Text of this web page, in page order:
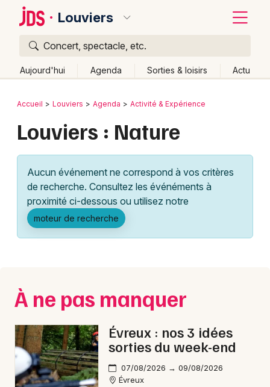
Louviers
Concert, spectacle, etc.
Aujourd'hui Agenda Sorties & loisirs Actu
Publier un événement
Grands événements
Activité & Expérience
Manifestations
Spectacles
Concerts
Sports
Soirées
Bordeaux
Lille
Lyon
Marseille
Nantes
Nice
Paris
Strasbourg
Retour
Accueil Louviers Agenda Activité & Expérience
Louviers : Nature
Aucun événement ne correspond à vos critères
de recherche. Consultez les événéments à
proximité ci-dessous ou utilisez notre
moteur de recherche
À ne pas manquer
Évreux : nos 3 idées
sorties du week-end
07/08/2026 → 09/08/2026
Évreux
Quoi ?
Où ?
Partout
Près de moi Changer de lieu
Quand ?
Ce week-end